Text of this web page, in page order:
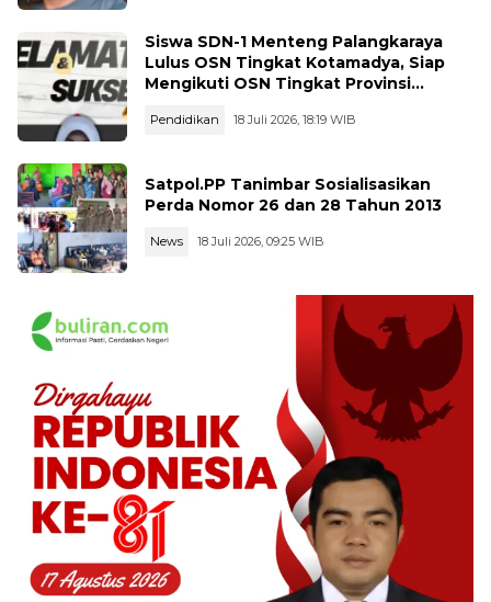
Siswa SDN-1 Menteng Palangkaraya
Lulus OSN Tingkat Kotamadya, Siap
Mengikuti OSN Tingkat Provinsi
Pendidikan 18 Juli 2026, 18:19 WIB
Satpol.PP Tanimbar Sosialisasikan
Perda Nomor 26 dan 28 Tahun 2013
News 18 Juli 2026, 09:25 WIB